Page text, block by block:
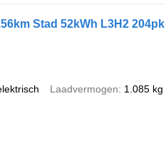
Stad 52kWh L3H2
Laadvermogen
1.085 kg